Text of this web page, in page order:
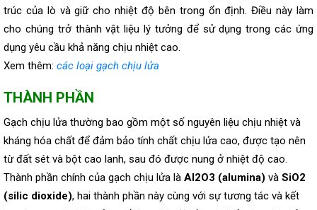
trúc của lò và giữ cho nhiệt độ bên trong ổn định. Điều này làm
cho chúng trở thành vật liệu lý tưởng để sử dụng trong các ứng
dụng yêu cầu khả năng chịu nhiệt cao.
Xem thêm: các loại gạch chịu lửa
THÀNH PHẦN
Gạch chịu lửa thường bao gồm một số nguyên liệu chịu nhiệt và
kháng hóa chất để đảm bảo tính chất chịu lửa cao, được tạo nên
từ đất sét và bột cao lanh, sau đó được nung ở nhiệt độ cao.
Thành phần chính của gạch chịu lửa là Al2O3 (alumina) và SiO2
(silic dioxide), hai thành phần này cùng với sự tương tác và kết